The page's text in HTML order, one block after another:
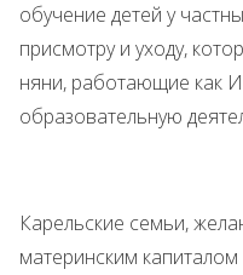
обучение детей у
присмотру и уходу,
няни, работающие как
образовательную
Карельские семьи,
материнским